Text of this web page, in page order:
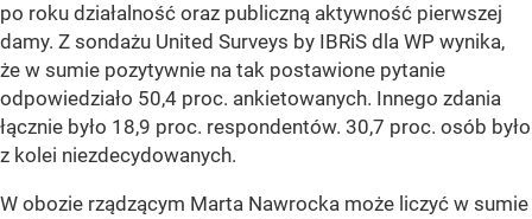
po roku działalność oraz publiczną aktywność pierwszej
damy. Z sondażu United Surveys by IBRiS dla WP wynika,
że w sumie pozytywnie na tak postawione pytanie
odpowiedziało 50,4 proc. ankietowanych. Innego zdania
łącznie było 18,9 proc. respondentów. 30,7 proc. osób było
z kolei niezdecydowanych.
W obozie rządzącym Marta Nawrocka może liczyć w sumie